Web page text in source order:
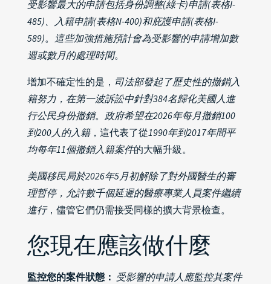
受影響最大的申請包括身份調整(綠卡)申請(表格I-
485)、入籍申請(表格N-400)和庇護申請(表格I-
589)。 這些加強措施預計會為受影響的申請增加數
週或數月的處理時間。
增加不確定性的是， 司法部發起了歷史性的撤銷入
籍努力，在第一波訴訟中針對384名歸化美國人進
行公民身份撤銷。 政府希望在2026年每月撤銷100
到200人的入籍，這代表了從1990年到2017年間平
均每年11個撤銷入籍案件的大幅升級。
美國移民局於2026年5月初解除了對外國醫生的審
理暫停，允許數千個延遲的醫療專業人員案件繼續
進行，儘管它們仍需接受同樣的擴大背景檢查。
您現在應該做什麼
監控您的案件狀態： 受影響的申請人應監控其案件